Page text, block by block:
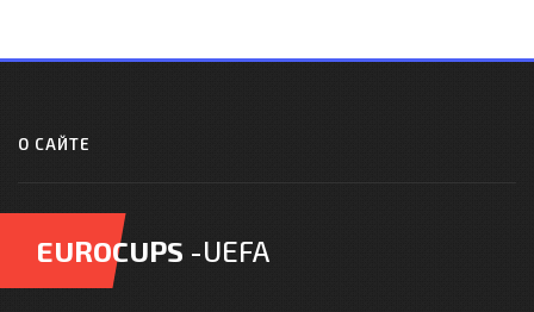
О САЙТЕ
EUROCUPS -UEFA